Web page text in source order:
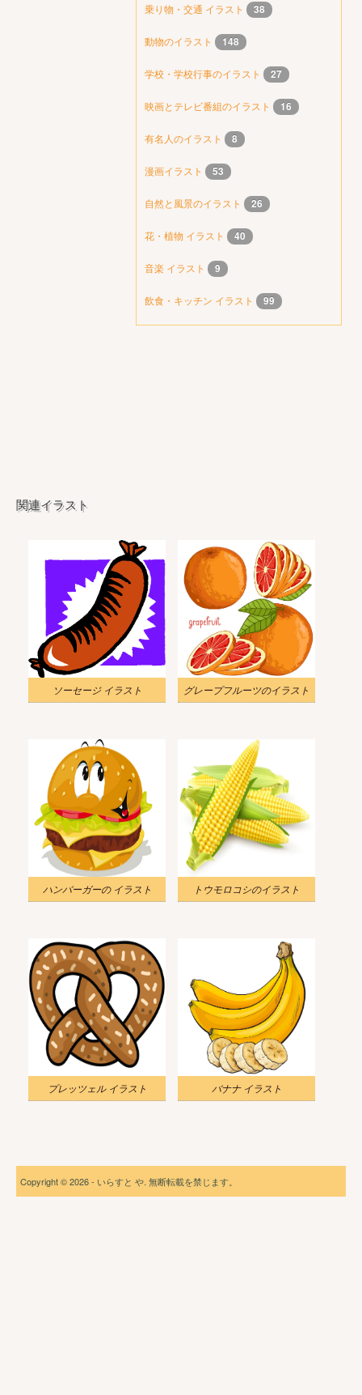
乗り物・交通 イラスト 38
動物のイラスト 148
学校・学校行事のイラスト 27
映画とテレビ番組のイラスト 16
有名人のイラスト 8
漫画イラスト 53
自然と風景のイラスト 26
花・植物 イラスト 40
音楽 イラスト 9
飲食・キッチン イラスト 99
関連イラスト
ソーセージ イラスト グレープフルーツのイラスト
ハンバーガーの イラスト トウモロコシのイラスト
プレッツェル イラスト バナナ イラスト
Copyright © 2026 - いらすと や. 無断転載を禁じます。